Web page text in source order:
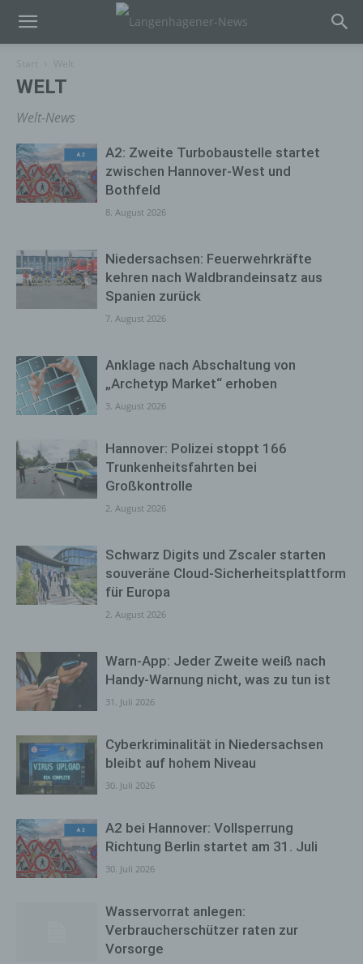
WELT
Welt-News
A2: Zweite Turbobaustelle startet
zwischen Hannover-West und
Bothfeld
8. August 2026
Niedersachsen: Feuerwehrkräfte
kehren nach Waldbrandeinsatz aus
Spanien zurück
7. August 2026
Anklage nach Abschaltung von
„Archetyp Market“ erhoben
3. August 2026
Hannover: Polizei stoppt 166
Trunkenheitsfahrten bei
Großkontrolle
2. August 2026
Schwarz Digits und Zscaler starten
souveräne Cloud-Sicherheitsplattform
für Europa
2. August 2026
Warn-App: Jeder Zweite weiß nach
Handy-Warnung nicht, was zu tun ist
31. Juli 2026
Cyberkriminalität in Niedersachsen
bleibt auf hohem Niveau
30. Juli 2026
A2 bei Hannover: Vollsperrung
Richtung Berlin startet am 31. Juli
30. Juli 2026
Wasservorrat anlegen:
Verbraucherschützer raten zur
Vorsorge